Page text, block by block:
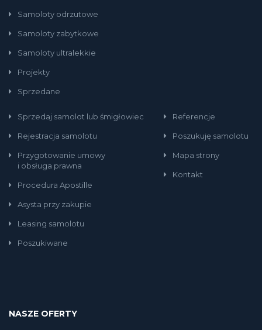
Samoloty odrzutowe
Samoloty zabytkowe
Samoloty ultralekkie
Projekty
Sprzedane
Sprzedaj samolot lub śmigłowiec
Rejestracja samolotu
Przygotowanie umowy
i obsługa prawna
Procedura Apostille
Asysta przy zakupie
Leasing samolotu
Poszukiwane
Referencje
Poszukuję samolotu
Mapa strony
Kontakt
NASZE OFERTY